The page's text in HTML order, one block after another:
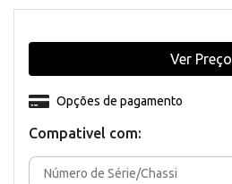
Compativel com:
Opções de pagamento
Ver Preço